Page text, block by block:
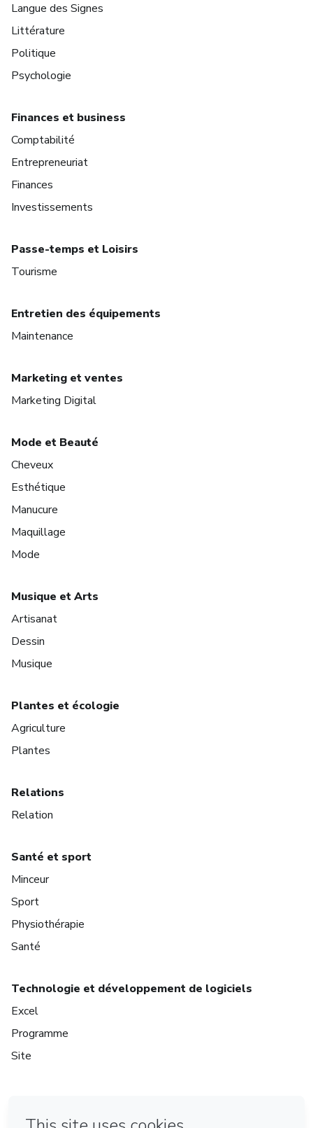
Langue des Signes
Littérature
Politique
Psychologie
Finances et business
Comptabilité
Entrepreneuriat
Finances
Investissements
Passe-temps et Loisirs
Tourisme
Entretien des équipements
Maintenance
Marketing et ventes
Marketing Digital
Mode et Beauté
Cheveux
Esthétique
Manucure
Maquillage
Mode
Musique et Arts
Artisanat
Dessin
Musique
Plantes et écologie
Agriculture
Plantes
Relations
Relation
Santé et sport
Minceur
Sport
Physiothérapie
Santé
Technologie et développement de logiciels
Excel
Programme
Site